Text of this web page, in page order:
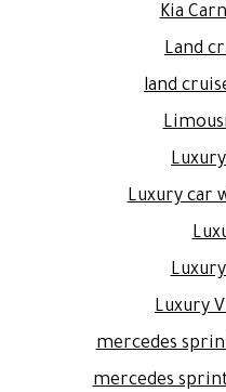
Kia
Land
land
Luxury car
Luxury
mercedes
mercedes